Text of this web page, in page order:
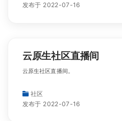
发布于 2022-07-16
云原生社区直播间
云原生社区直播间。
社区
发布于 2022-07-16